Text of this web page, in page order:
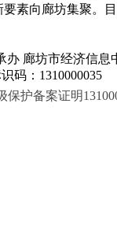
素向廊坊集聚。
办 廊坊市经济信息
码：1310000035
护备案证明